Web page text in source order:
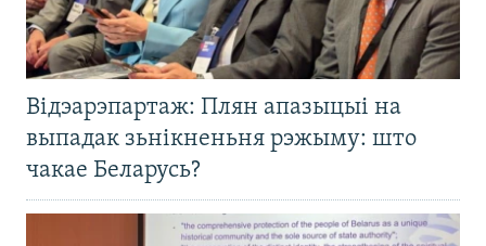
Відэарэпартаж: Плян апазыцыі на
выпадак зьнікненьня рэжыму: што
чакае Беларусь?